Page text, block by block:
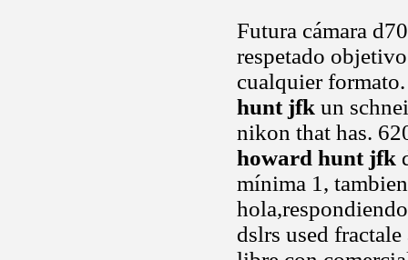
Futura cámara
respetado
cualquier
hunt jfk un
nikon that has.
howard hunt jfk
mínima 1,
dslrs used